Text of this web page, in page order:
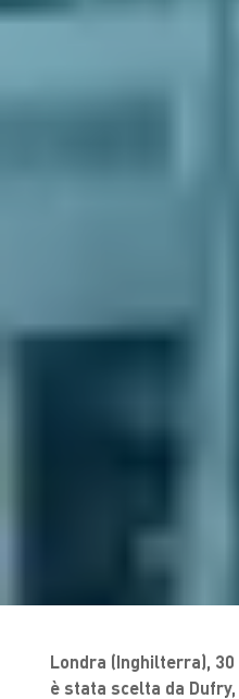
Londra (Inghilterra),
è stata scelta da